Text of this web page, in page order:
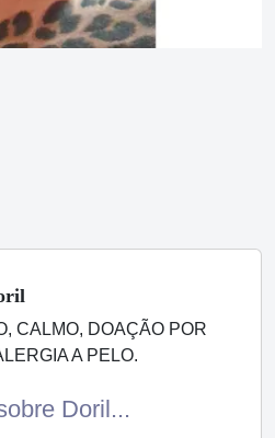
CALMO, DOAÇÃO POR
A PELO.
Doril...